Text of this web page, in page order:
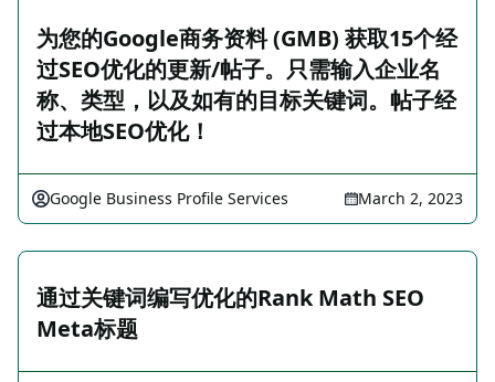
为您的Google商务资料 (GMB) 获取15个经
过SEO优化的更新/帖子。只需输入企业名
称、类型，以及如有的目标关键词。帖子经
过本地SEO优化！
Google Business Profile Services March 2, 2023
通过关键词编写优化的Rank Math SEO
Meta标题